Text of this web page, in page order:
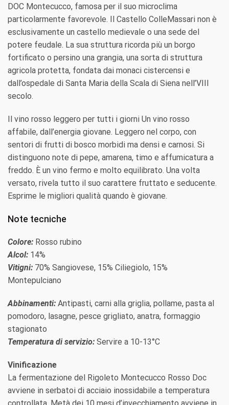
DOC Montecucco, famosa per il suo microclima
particolarmente favorevole. Il Castello ColleMassari non è
esclusivamente un castello medievale o una sede del
potere feudale. La sua struttura ricorda più un borgo
fortificato o persino una grangia, una sorta di struttura
agricola protetta, fondata dai monaci cistercensi e
dall’ospedale di Santa Maria della Scala di Siena nell’VIII
secolo.
Il vino rosso leggero per tutti i giorni Un vino rosso
affabile, dall’energia giovane. Leggero nel corpo, con
sentori di frutti di bosco morbidi ma densi e carnosi. Si
distinguono note di pepe, amarena, timo e affumicatura a
freddo. È un vino fermo e molto equilibrato. Una volta
versato, rivela tutto il suo carattere fruttato e seducente.
Esprime le migliori qualità quando è giovane.
Note tecniche
Colore: Rosso rubino
Alcol: 14%
Vitigni: 70% Sangiovese, 15% Ciliegiolo, 15%
Montepulciano
Abbinamenti: Antipasti, carni alla griglia, pollame, pasta al
pomodoro, lasagne, pesce grigliato, anatra, formaggio
stagionato
Temperatura di servizio: Servire a 10-13°C
Vinificazione
La fermentazione del Rigoleto Montecucco Rosso Doc
avviene in serbatoi di acciaio inossidabile a temperatura